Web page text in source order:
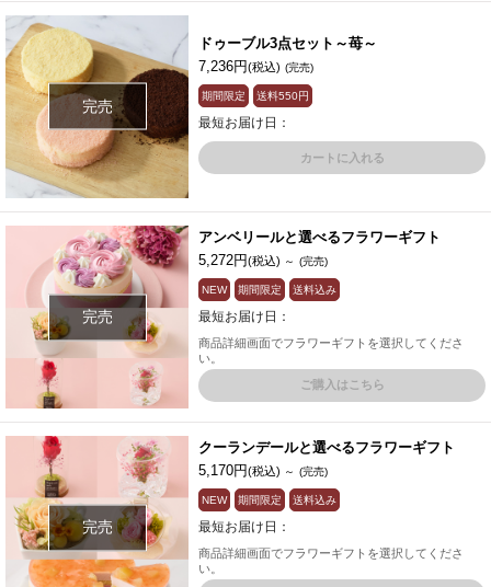
完売
ドゥーブル3点セット～苺～
7,236円(税込) (完売)
期間限定 送料550円
最短お届け日：
カートに入れる
完売
アンベリールと選べるフラワーギフト
5,272円(税込) ～ (完売)
NEW 期間限定 送料込み
最短お届け日：
商品詳細画面でフラワーギフトを選択してくださ
い。
ご購入はこちら
完売
クーランデールと選べるフラワーギフト
5,170円(税込) ～ (完売)
NEW 期間限定 送料込み
最短お届け日：
商品詳細画面でフラワーギフトを選択してくださ
い。